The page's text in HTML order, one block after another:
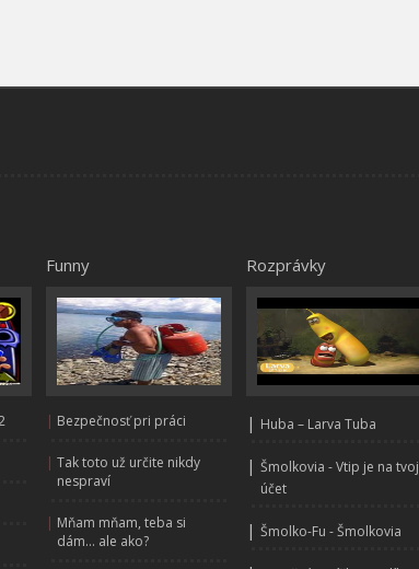
Funny
| Bezpečnosť pri práci
| Tak toto už určite nikdy
nespraví
| Mňam mňam, teba si
dám... ale ako?
Rozprávky
| Huba – Larva Tuba
| Šmolkovia - Vtip je na tvoj
účet
| Šmolko-Fu - Šmolkovia